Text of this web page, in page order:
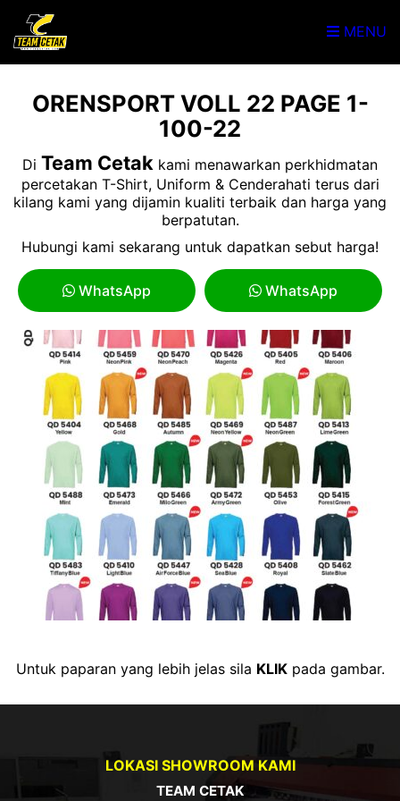
MENU
ORENSPORT VOLL 22 PAGE 1-
100-22
Di Team Cetak kami menawarkan perkhidmatan
percetakan T-Shirt, Uniform & Cenderahati terus dari
kilang kami yang dijamin kualiti terbaik dan harga yang
berpatutan.
Hubungi kami sekarang untuk dapatkan sebut harga!
WhatsApp WhatsApp
Untuk paparan yang lebih jelas sila KLIKpada gambar.
LOKASI SHOWROOM KAMI
TEAM CETAK